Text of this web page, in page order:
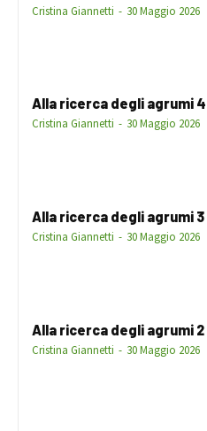
Cristina Giannetti - 30 Maggio 2026
Alla ricerca degli agrumi 4
Cristina Giannetti - 30 Maggio 2026
Alla ricerca degli agrumi 3
Cristina Giannetti - 30 Maggio 2026
Alla ricerca degli agrumi 2
Cristina Giannetti - 30 Maggio 2026